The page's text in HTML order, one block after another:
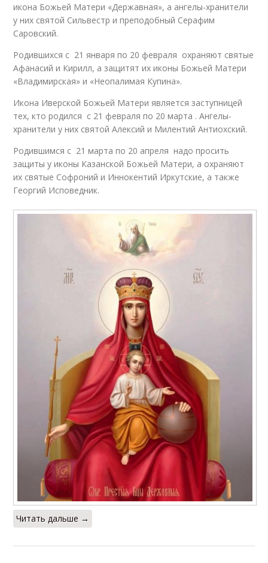
икона Божьей Матери «Державная», а ангелы-хранители
у них святой Сильвестр и преподобный Серафим
Саровский.
Родившихся с 21 января по 20 февраля охраняют святые
Афанасий и Кирилл, а защитят их иконы Божьей Матери
«Владимирская» и «Неопалимая Купина».
Икона Иверской Божьей Матери является заступницей
тех, кто родился с 21 февраля по 20 марта . Ангелы-
хранители у них святой Алексий и Милентий Антиохский.
Родившимся с 21 марта по 20 апреля надо просить
защиты у иконы Казанской Божьей Матери, а охраняют
их святые Софроний и Иннокентий Иркутские, а также
Георгий Исповедник.
Читать дальше →